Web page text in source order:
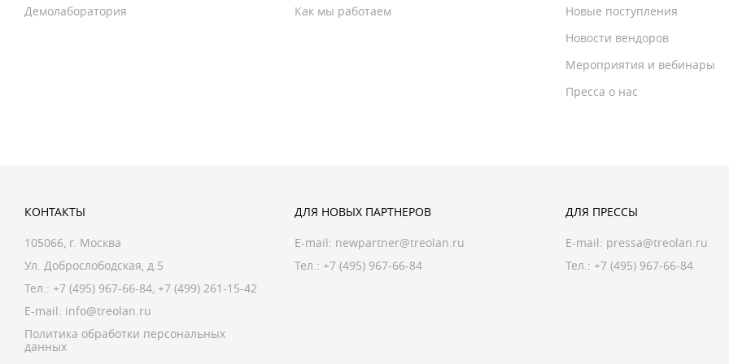
Демолаборатория Как мы работаем
Новые поступления
Новости вендоров
Мероприятия и вебинары
Пресса о нас
КОНТАКТЫ
105066, г. Москва
Ул. Доброслободская, д.5
Тел.: +7 (495) 967-66-84, +7 (499) 261-15-42
E-mail: info@treolan.ru
Политика обработки персональных
данных
ДЛЯ НОВЫХ ПАРТНЕРОВ
E-mail: newpartner@treolan.ru
Тел.: +7 (495) 967-66-84
ДЛЯ ПРЕССЫ
E-mail: pressa@treolan.ru
Тел.: +7 (495) 967-66-84